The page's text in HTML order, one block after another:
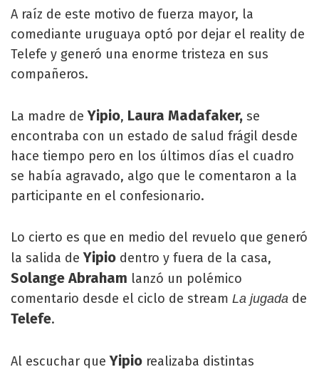
A raíz de este motivo de fuerza mayor, la
comediante uruguaya optó por dejar el reality de
Telefe y generó una enorme tristeza en sus
compañeros.
La madre deYipio, Laura Madafaker, se
encontraba con un estado de salud frágil desde
hace tiempo pero en los últimos días el cuadro
se había agravado, algo que le comentaron a la
participante en el confesionario.
Lo cierto es que en medio del revuelo que generó
la salida deYipio dentro y fuera de la casa,
Solange Abraham lanzó un polémico
comentario desde el ciclo de stream La jugada de
Telefe.
Al escuchar que Yipio realizaba distintas